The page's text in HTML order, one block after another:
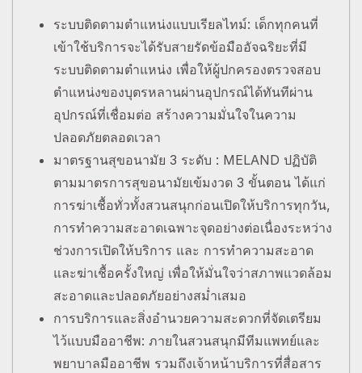
ระบบติดตามตำแหน่งแบบเรียลไทม์: เด็กทุกคนที่
เข้าใช้บริการจะได้รับสายรัดข้อมืออัจฉริยะที่มี
ระบบติดตามตำแหน่ง เพื่อให้ผู้ปกครองตรวจสอบ
ตำแหน่งของบุตรหลานผ่านอุปกรณ์ได้ทันทีผ่าน
อุปกรณ์ที่เชื่อมต่อ สร้างความมั่นใจในความ
ปลอดภัยตลอดเวลา
มาตรฐานสุขอนามัย 3 ระดับ : MELAND ปฏิบัติ
ตามมาตรการสุขอนามัยเข้มงวด 3 ขั้นตอน ได้แก่
การฆ่าเชื้อทั่วทั้งสวนสนุกก่อนเปิดให้บริการทุกวัน,
การทำความสะอาดเฉพาะจุดอย่างต่อเนื่องระหว่าง
ช่วงการเปิดให้บริการ และ การทำความสะอาด
และฆ่าเชื้อครั้งใหญ่ เพื่อให้มั่นใจว่าสภาพแวดล้อม
สะอาดและปลอดภัยอย่างสม่ำเสมอ
การบริการและสิ่งอำนวยความสะดวกที่จัดเตรียม
ไว้แบบมืออาชีพ: ภายในสวนสนุกมีทีมแพทย์และ
พยาบาลมืออาชีพ รวมถึงเจ้าหน้าบริการที่สื่อสาร